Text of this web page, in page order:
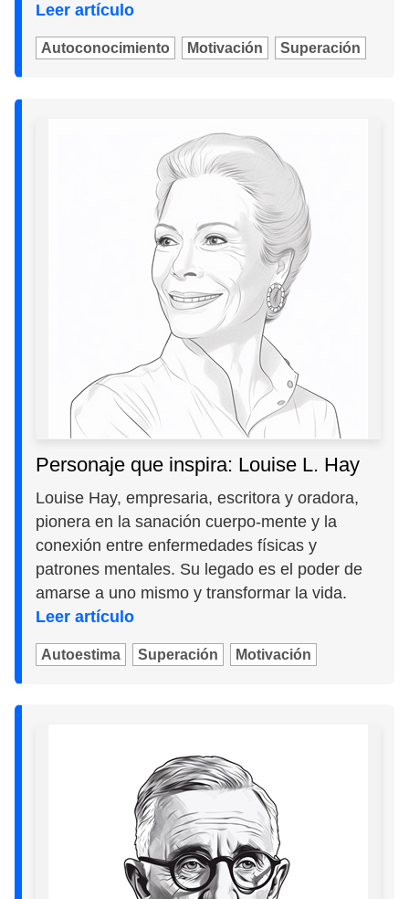
Leer artículo
Autoconocimiento Motivación Superación
Personaje que inspira: Louise L. Hay
Louise Hay, empresaria, escritora y oradora,
pionera en la sanación cuerpo-mente y la
conexión entre enfermedades físicas y
patrones mentales. Su legado es el poder de
amarse a uno mismo y transformar la vida.
Leer artículo
Autoestima Superación Motivación